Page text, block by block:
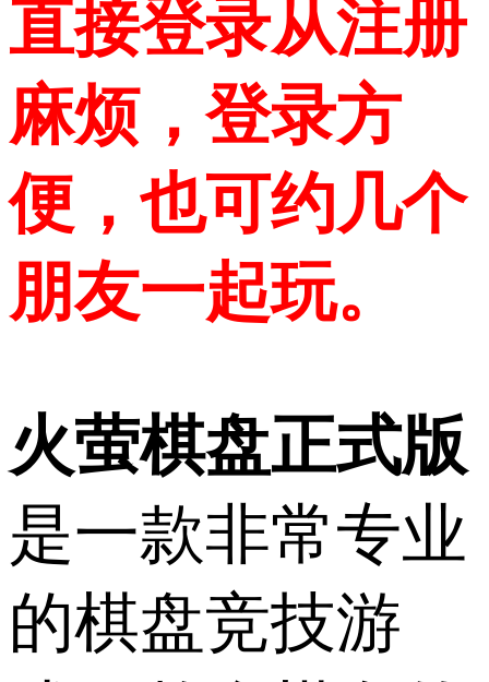
直接登录从注册
麻烦，登录方
便，也可约几个
朋友一起玩。
火萤棋盘正式版
是一款非常专业
的棋盘竞技游